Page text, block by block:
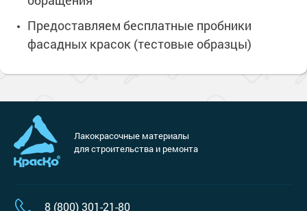
Предоставляем бесплатные пробники
фасадных красок (тестовые образцы)
Лакокрасочные материалы
для строительства и ремонта
8 (800) 301-21-80